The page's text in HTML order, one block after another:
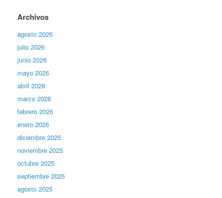
Archivos
agosto 2026
julio 2026
junio 2026
mayo 2026
abril 2026
marzo 2026
febrero 2026
enero 2026
diciembre 2025
noviembre 2025
octubre 2025
septiembre 2025
agosto 2025